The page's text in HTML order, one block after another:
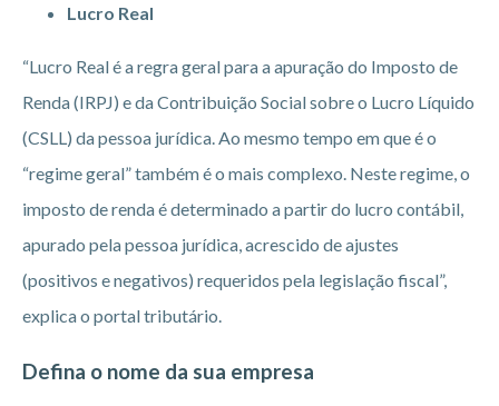
Lucro Real
“Lucro Real é a regra geral para a apuração do Imposto de
Renda (IRPJ) e da Contribuição Social sobre o Lucro Líquido
(CSLL) da pessoa jurídica. Ao mesmo tempo em que é o
“regime geral” também é o mais complexo. Neste regime, o
imposto de renda é determinado a partir do lucro contábil,
apurado pela pessoa jurídica, acrescido de ajustes
(positivos e negativos) requeridos pela legislação fiscal”,
explica o portal tributário.
Defina o nome da sua empresa